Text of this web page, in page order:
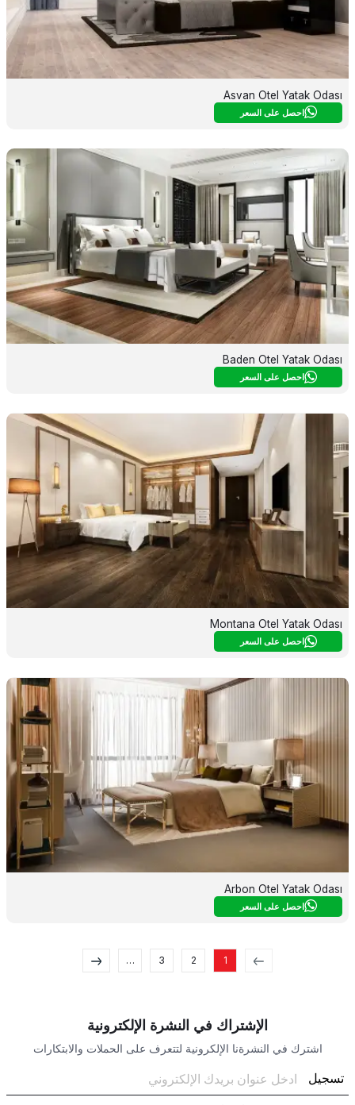
Asvan Otel Yatak Odası
احصل على السعر
Baden Otel Yatak Odası
احصل على السعر
Montana Otel Yatak Odası
احصل على السعر
Arbon Otel Yatak Odası
احصل على السعر
1
2
3
…
الإشتراك في النشرة الإلكترونية
اشترك في النشرةنا الإلكرونية لتتعرف على الحملات والابتكارات
تسجيل